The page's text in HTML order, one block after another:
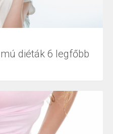
diéták 6 legfőbb